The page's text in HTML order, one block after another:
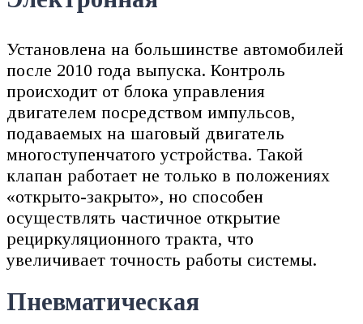
Установлена на большинстве автомобилей
после 2010 года выпуска. Контроль
происходит от блока управления
двигателем посредством импульсов,
подаваемых на шаговый двигатель
многоступенчатого устройства. Такой
клапан работает не только в положениях
«открыто-закрыто», но способен
осуществлять частичное открытие
рециркуляционного тракта, что
увеличивает точность работы системы.
Пневматическая